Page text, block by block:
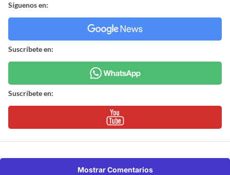
Síguenos en:
Suscríbete en:
Suscríbete en:
Mostrar Comentarios